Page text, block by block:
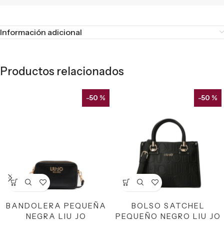
Información adicional
Productos relacionados
-50 %
BANDOLERA PEQUEÑA
NEGRA LIU JO
-50 %
BOLSO SATCHEL
PEQUEÑO NEGRO LIU JO